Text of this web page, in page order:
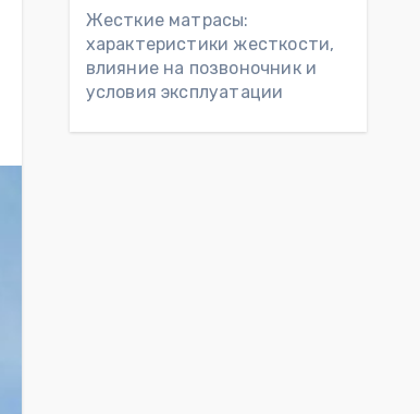
Жесткие матрасы:
характеристики жесткости,
влияние на позвоночник и
условия эксплуатации